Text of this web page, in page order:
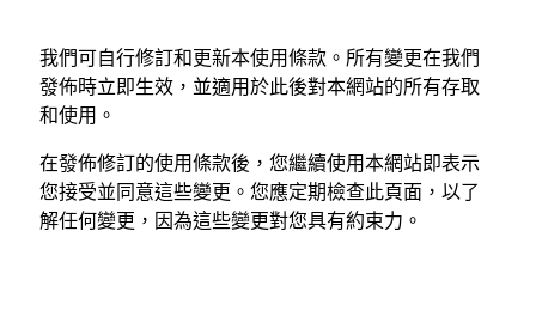
我們可自行修訂和更新本使用條款。所有變更在我們
發佈時立即生效，並適用於此後對本網站的所有存取
和使用。
在發佈修訂的使用條款後，您繼續使用本網站即表示
您接受並同意這些變更。您應定期檢查此頁面，以了
解任何變更，因為這些變更對您具有約束力。